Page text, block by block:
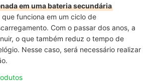
em uma bateria secundária
funciona em um ciclo de
Com o passar dos anos, a
o que também reduz o tempo de
Nesse caso, será necessário realizar